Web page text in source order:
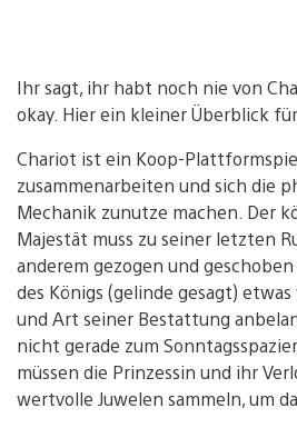
Ihr sagt, ihr habt noch nie von
okay. Hier ein kleiner Überblick
Chariot ist ein Koop-
zusammenarbeiten und sich die
Mechanik zunutze machen. Der
Majestät muss zu seiner letzten
anderem gezogen und
des Königs (gelinde gesagt)
und Art seiner Bestattung
nicht gerade zum
müssen die Prinzessin und ihr
wertvolle Juwelen sammeln, um